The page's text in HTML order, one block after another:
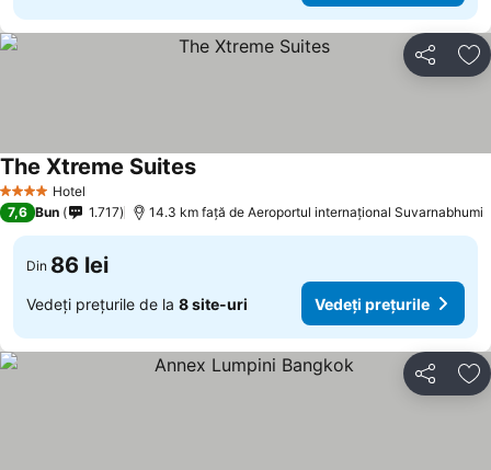
Distribuiți
4 Stele Hotel
The Xtreme Suites
7,6 Bun 1.717 14.3 km faţă de Aeroportul internațional Suvarnabhumi
Din 86 lei
Vedeți prețurile de la 8 site-uri Vedeți prețurile
Distribuiți